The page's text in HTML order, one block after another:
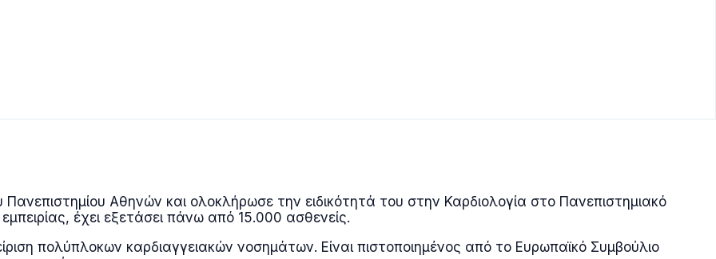
Αθηνών και ολοκλήρωσε την ειδικότητά του στην Καρδιολογία στο Πανεπιστημιακό
έχει εξετάσει πάνω από 15.000 ασθενείς.
πολύπλοκων καρδιαγγειακών νοσημάτων. Είναι πιστοποιημένος από το Ευρωπαϊκό Συμβούλιο